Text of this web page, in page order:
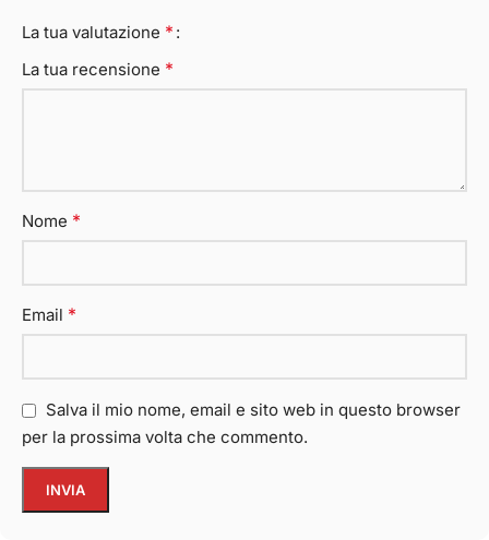
La tua valutazione *
La tua recensione *
Nome *
Email *
Salva il mio nome, email e sito web in questo browser
per la prossima volta che commento.